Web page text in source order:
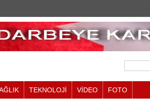
TEKNOLOJİ VİDEO FOTO